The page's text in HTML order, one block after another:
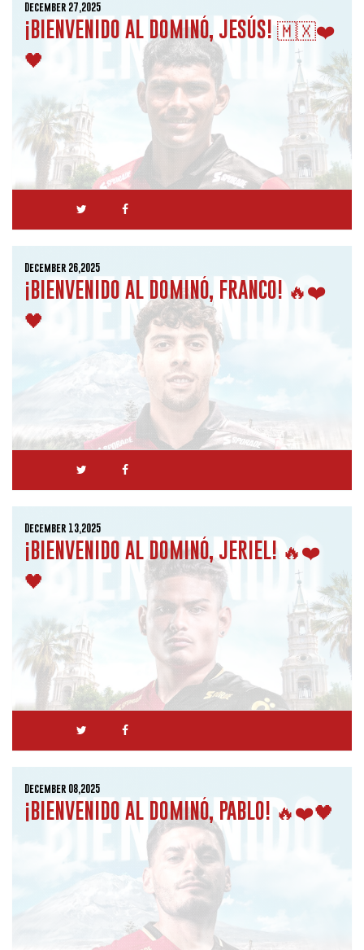
December 27,2025
¡BIENVENIDO AL DOMINÓ, JESÚS! 🇲🇽❤️
🖤
December 26,2025
¡BIENVENIDO AL DOMINÓ, FRANCO! 🔥❤️
🖤
December 13,2025
¡BIENVENIDO AL DOMINÓ, JERIEL! 🔥❤️
🖤
December 08,2025
¡BIENVENIDO AL DOMINÓ, PABLO! 🔥❤️🖤